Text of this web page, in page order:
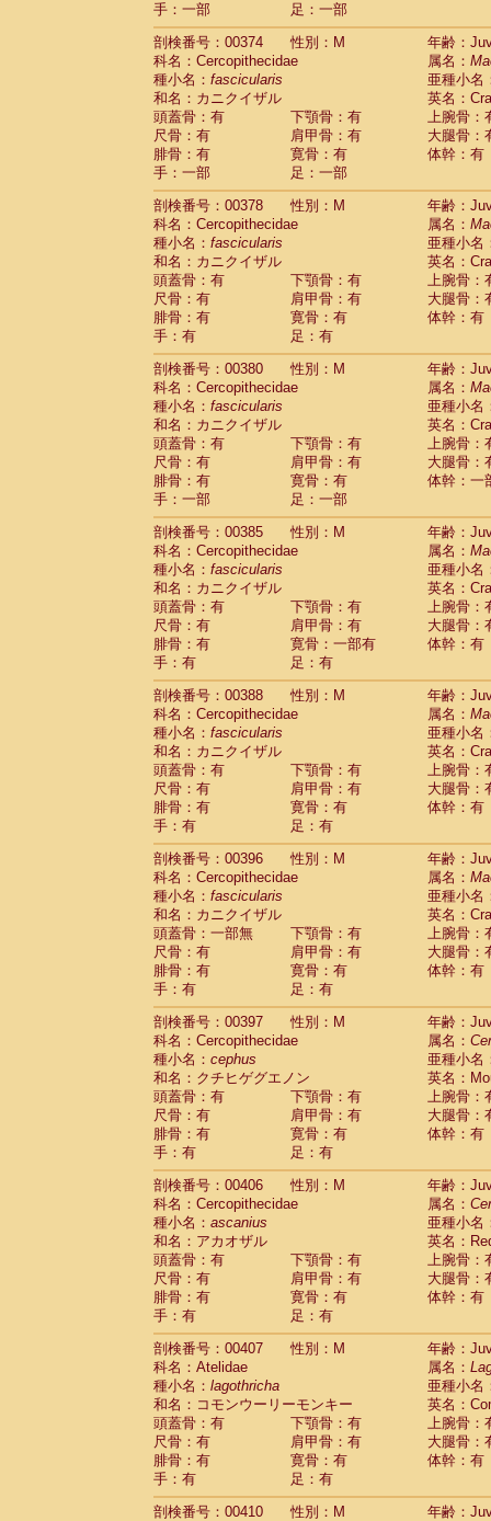
手：一部
足：一部
剖検番号：00374
性別：M
年齢：
科名：Cercopithecidae
属名：
種小名： fascicularis
亜種小名
和名：カニクイザル
英名：
頭蓋骨：有
下顎骨：有
上腕骨：
尺骨：有
肩甲骨：有
大腿骨：
腓骨：有
寛骨：有
体幹：有
手：一部
足：一部
剖検番号：00378
性別：M
年齢：
科名：Cercopithecidae
属名：
種小名： fascicularis
亜種小名
和名：カニクイザル
英名：
頭蓋骨：有
下顎骨：有
上腕骨：
尺骨：有
肩甲骨：有
大腿骨：
腓骨：有
寛骨：有
体幹：有
手：有
足：有
剖検番号：00380
性別：M
年齢：
科名：Cercopithecidae
属名：
種小名： fascicularis
亜種小名
和名：カニクイザル
英名：
頭蓋骨：有
下顎骨：有
上腕骨：
尺骨：有
肩甲骨：有
大腿骨：
腓骨：有
寛骨：有
体幹：一
手：一部
足：一部
剖検番号：00385
性別：M
年齢：
科名：Cercopithecidae
属名：
種小名： fascicularis
亜種小名
和名：カニクイザル
英名：
頭蓋骨：有
下顎骨：有
上腕骨：
尺骨：有
肩甲骨：有
大腿骨：
腓骨：有
寛骨：一部有
体幹：有
手：有
足：有
剖検番号：00388
性別：M
年齢：
科名：Cercopithecidae
属名：
種小名： fascicularis
亜種小名
和名：カニクイザル
英名：
頭蓋骨：有
下顎骨：有
上腕骨：
尺骨：有
肩甲骨：有
大腿骨：
腓骨：有
寛骨：有
体幹：有
手：有
足：有
剖検番号：00396
性別：M
年齢：
科名：Cercopithecidae
属名：
種小名： fascicularis
亜種小名
和名：カニクイザル
英名：
頭蓋骨：一部無
下顎骨：有
上腕骨：
尺骨：有
肩甲骨：有
大腿骨：
腓骨：有
寛骨：有
体幹：有
手：有
足：有
剖検番号：00397
性別：M
年齢：
科名：Cercopithecidae
属名：
種小名： cephus
亜種小名
和名：クチヒゲグエノン
英名：
頭蓋骨：有
下顎骨：有
上腕骨：
尺骨：有
肩甲骨：有
大腿骨：
腓骨：有
寛骨：有
体幹：有
手：有
足：有
剖検番号：00406
性別：M
年齢：
科名：Cercopithecidae
属名：
種小名： ascanius
亜種小名
和名：アカオザル
英名：
頭蓋骨：有
下顎骨：有
上腕骨：
尺骨：有
肩甲骨：有
大腿骨：
腓骨：有
寛骨：有
体幹：有
手：有
足：有
剖検番号：00407
性別：M
年齢：
科名：Atelidae
属名：
種小名： lagothricha
亜種小名
和名：コモンウーリーモンキー
英名：
頭蓋骨：有
下顎骨：有
上腕骨：
尺骨：有
肩甲骨：有
大腿骨：
腓骨：有
寛骨：有
体幹：有
手：有
足：有
剖検番号：00410
性別：M
年齢：